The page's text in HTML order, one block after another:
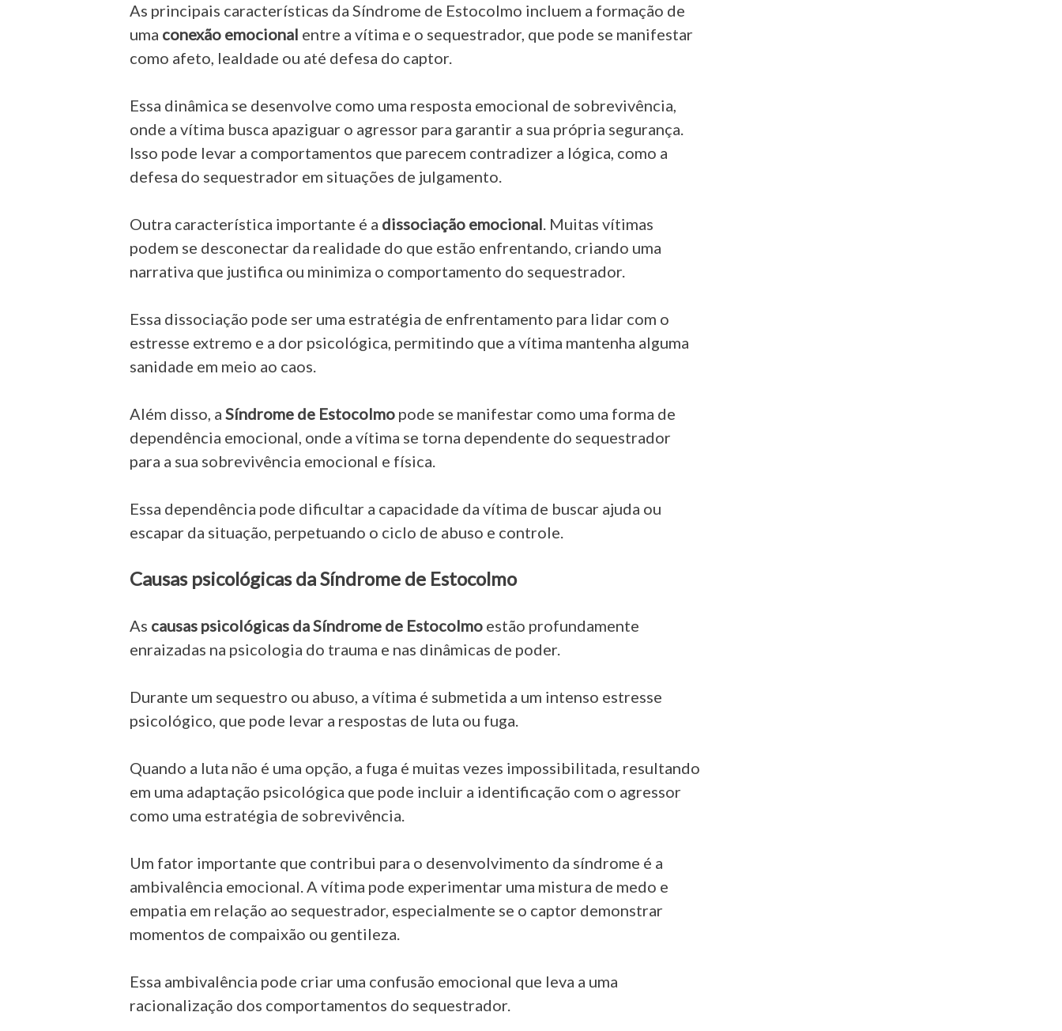
As principais características da Síndrome de Estocolmo incluem a formação de
uma conexão emocional entre a vítima e o sequestrador, que pode se manifestar
como afeto, lealdade ou até defesa do captor.
Essa dinâmica se desenvolve como uma resposta emocional de sobrevivência,
onde a vítima busca apaziguar o agressor para garantir a sua própria segurança.
Isso pode levar a comportamentos que parecem contradizer a lógica, como a
defesa do sequestrador em situações de julgamento.
Outra característica importante é a dissociação emocional. Muitas vítimas
podem se desconectar da realidade do que estão enfrentando, criando uma
narrativa que justifica ou minimiza o comportamento do sequestrador.
Essa dissociação pode ser uma estratégia de enfrentamento para lidar com o
estresse extremo e a dor psicológica, permitindo que a vítima mantenha alguma
sanidade em meio ao caos.
Além disso, a Síndrome de Estocolmopode se manifestar como uma forma de
dependência emocional, onde a vítima se torna dependente do sequestrador
para a sua sobrevivência emocional e física.
Essa dependência pode dificultar a capacidade da vítima de buscar ajuda ou
escapar da situação, perpetuando o ciclo de abuso e controle.
Causas psicológicas da Síndrome de Estocolmo
As causas psicológicas da Síndrome de Estocolmoestão profundamente
enraizadas na psicologia do trauma e nas dinâmicas de poder.
Durante um sequestro ou abuso, a vítima é submetida a um intenso estresse
psicológico, que pode levar a respostas de luta ou fuga.
Quando a luta não é uma opção, a fuga é muitas vezes impossibilitada, resultando
em uma adaptação psicológica que pode incluir a identificação com o agressor
como uma estratégia de sobrevivência.
Um fator importante que contribui para o desenvolvimento da síndrome é a
ambivalência emocional. A vítima pode experimentar uma mistura de medo e
empatia em relação ao sequestrador, especialmente se o captor demonstrar
momentos de compaixão ou gentileza.
Essa ambivalência pode criar uma confusão emocional que leva a uma
racionalização dos comportamentos do sequestrador.